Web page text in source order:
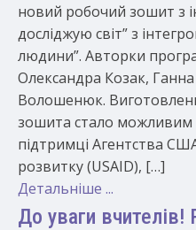
новий робочий зошит з
досліджую світ” з
людини”. Авторки
Олександра Козак,
Волошенюк.
зошита стало можливим
підтримці Агентства
розвитку (USAID), […]
Детальніше ...
До уваги